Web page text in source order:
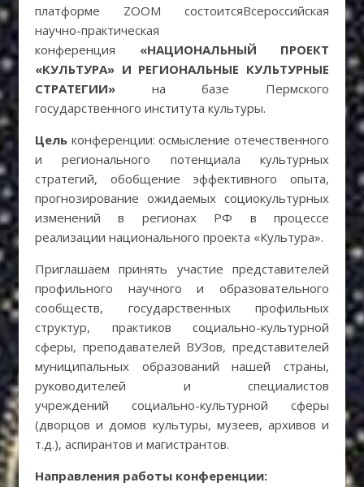
платформе ZOOM состоитсяВсероссийская
научно-практическая
конференция «НАЦИОНАЛЬНЫЙ ПРОЕКТ
«КУЛЬТУРА» И РЕГИОНАЛЬНЫЕ КУЛЬТУРНЫЕ
СТРАТЕГИИ» на базе Пермского
государственного института культуры.
Цель конференции: осмысление отечественного
и регионального потенциала культурных
стратегий, обобщение эффективного опыта,
прогнозирование ожидаемых социокультурных
изменений в регионах РФ в процессе
реализации национального проекта «Культура».
Приглашаем принять участие представителей
профильного научного и образовательного
сообществ, государственных профильных
структур, практиков социально-культурной
сферы, преподавателей ВУЗов, представителей
муниципальных образований нашей страны,
руководителей и специалистов
учреждений социально-культурной сферы
(дворцов и домов культуры, музеев, архивов и
т.д.), аспирантов и магистрантов.
Направления работы конференции: